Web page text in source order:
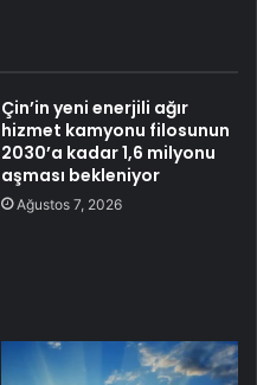
Çin’in yeni enerjili ağır
hizmet kamyonu filosunun
2030’a kadar 1,6 milyonu
aşması bekleniyor
Ağustos 7, 2026